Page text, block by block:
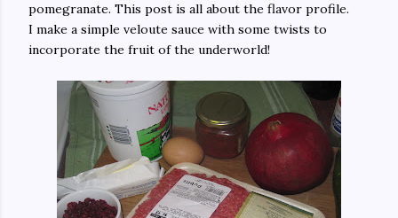
pomegranate. This post is all about the flavor profile.
I make a simple veloute sauce with some twists to
incorporate the fruit of the underworld!